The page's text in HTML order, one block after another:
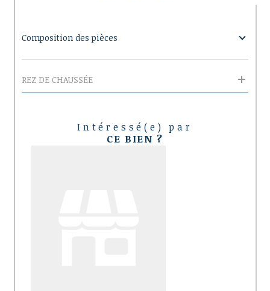
Composition des pièces
REZ DE CHAUSSÉE
Intéressé(e) par
CE BIEN ?